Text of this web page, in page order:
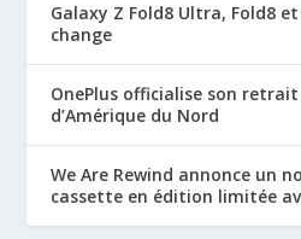
Galaxy Z Fold8 Ultra, Fold8
change
OnePlus officialise son retrait
d’Amérique du Nord
We Are Rewind annonce un
cassette en édition limitée